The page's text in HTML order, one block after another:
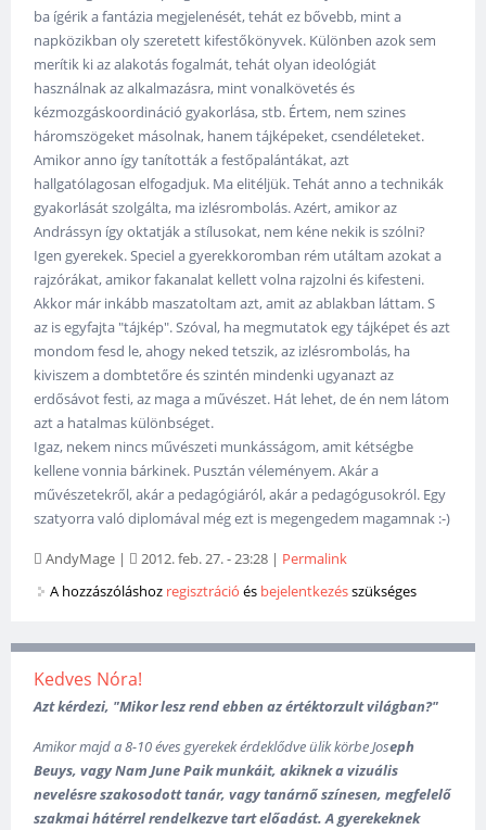
ba ígérik a fantázia megjelenését, tehát ez bővebb, mint a
napközikban oly szeretett kifestőkönyvek. Különben azok sem
merítik ki az alakotás fogalmát, tehát olyan ideológiát
használnak az alkalmazásra, mint vonalkövetés és
kézmozgáskoordináció gyakorlása, stb. Értem, nem szines
háromszögeket másolnak, hanem tájképeket, csendéleteket.
Amikor anno így tanították a festőpalántákat, azt
hallgatólagosan elfogadjuk. Ma elitéljük. Tehát anno a technikák
gyakorlását szolgálta, ma izlésrombolás. Azért, amikor az
Andrássyn így oktatják a stílusokat, nem kéne nekik is szólni?
Igen gyerekek. Speciel a gyerekkoromban rém utáltam azokat a
rajzórákat, amikor fakanalat kellett volna rajzolni és kifesteni.
Akkor már inkább maszatoltam azt, amit az ablakban láttam. S
az is egyfajta "tájkép". Szóval, ha megmutatok egy tájképet és azt
mondom fesd le, ahogy neked tetszik, az izlésrombolás, ha
kiviszem a dombtetőre és szintén mindenki ugyanazt az
erdősávot festi, az maga a művészet. Hát lehet, de én nem látom
azt a hatalmas különbséget.
Igaz, nekem nincs művészeti munkásságom, amit kétségbe
kellene vonnia bárkinek. Pusztán véleményem. Akár a
művészetekről, akár a pedagógiáról, akár a pedagógusokról. Egy
szatyorra való diplomával még ezt is megengedem magamnak :-)
AndyMage | 2012. feb. 27. - 23:28 | Permalink
A hozzászóláshoz regisztráció és bejelentkezésszükséges
Kedves Nóra!
Azt kérdezi, "Mikor lesz rend ebben az értéktorzult világban?"
Amikor majd a 8-10 éves gyerekek érdeklődve ülik körbeJoseph
Beuys, vagy Nam June Paik munkáit, akiknek a vizuális
nevelésre szakosodott tanár, vagy tanárnő színesen, megfelelő
szakmai hátérrel rendelkezve tart előadást. A gyerekeknek